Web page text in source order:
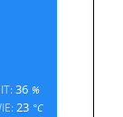
36 %
23 °C